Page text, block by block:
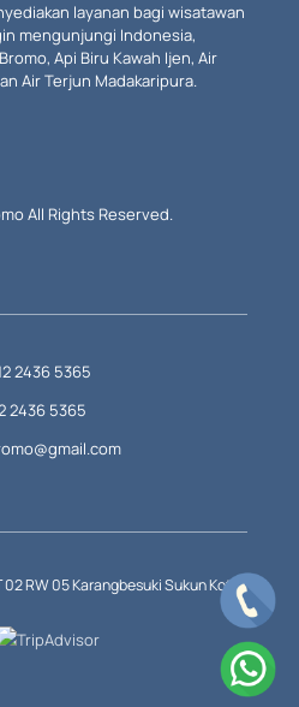
layanan bagi wisatawan
mengunjungi Indonesia,
Api Biru Kawah Ijen, Air
Air Terjun Madakaripura.
All Rights Reserved.
2436 5365
2436 5365
02 RW 05 Karangbesuki Sukun Kota